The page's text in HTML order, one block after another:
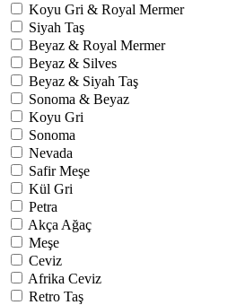
Koyu Gri & Royal Mermer
Siyah Taş
Beyaz & Royal Mermer
Beyaz & Silves
Beyaz & Siyah Taş
Sonoma & Beyaz
Koyu Gri
Sonoma
Nevada
Safir Meşe
Kül Gri
Petra
Akça Ağaç
Meşe
Ceviz
Afrika Ceviz
Retro Taş